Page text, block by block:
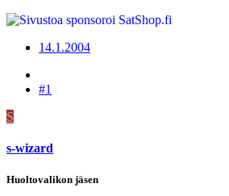
14.1.2004
#1
S
s-wizard
Huoltovalikon jäsen